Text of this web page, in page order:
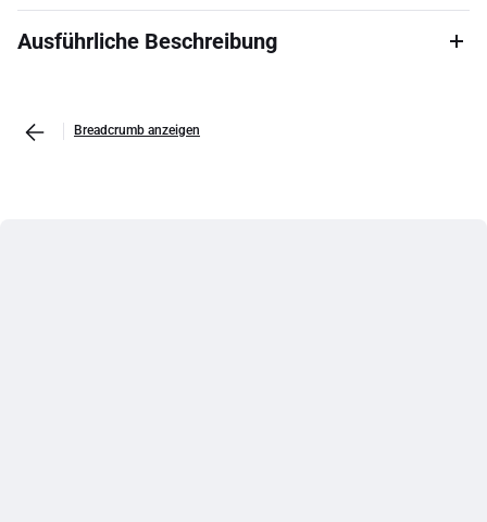
Ausführliche Beschreibung
Breadcrumb anzeigen